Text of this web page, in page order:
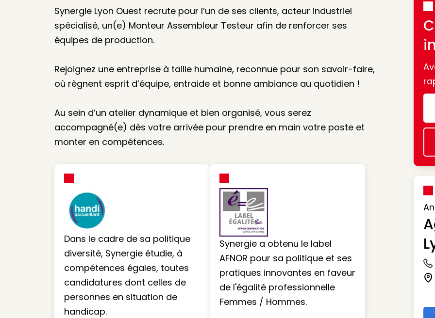
Synergie Lyon Ouest recrute pour l’un de ses clients, acteur industriel
spécialisé, un(e) Monteur Assembleur Testeur afin de renforcer ses
équipes de production.
Rejoignez une entreprise à taille humaine, reconnue pour son savoir-faire,
où règnent esprit d’équipe, entraide et bonne ambiance au quotidien !
Au sein d’un atelier dynamique et bien organisé, vous serez
accompagné(e) dès votre arrivée pour prendre en main votre poste et
monter en compétences.
Dans le cadre de sa politique
diversité, Synergie étudie, à
compétences égales, toutes
candidatures dont celles de
personnes en situation de
handicap.
Synergie a obtenu le label
AFNOR pour sa politique et ses
pratiques innovantes en faveur
de l'égalité professionnelle
Femmes / Hommes.